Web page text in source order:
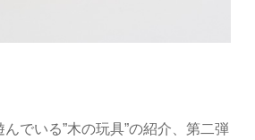
でいる”木の玩具”の紹介、第二弾